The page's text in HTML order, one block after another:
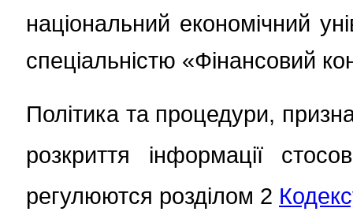
національний економічний
спеціальністю «Фінансовий
Політика та процедури,
розкриття інформації
регулюются розділом 2